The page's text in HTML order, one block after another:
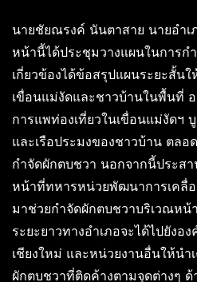
นายชัยณรงค์ นันตาสาย นายอำเ
หน้านี้ได้ประชุมวางแผนในการก
เกี่ยวข้องได้ข้อสรุปแผนระยะสั้น
เขื่อนแม่งัดและชาวบ้านในพื้นที่
การแพท่องเที่ยวในเขื่อนแม่งัดฯ
และเรือประมงของชาวบ้าน ตลอ
กำจัดผักตบชวา นอกจากนี้ประส
หน้าที่ทหารหน่วยพัฒนาการเคลื่
มาช่วยกำจัดผักตบชวาบริเวณห
ระยะยาวทางอำเภอจะได้ไปยังอ
เชียงใหม่ และหน่วยงานอื่นให้นำ
ผักตบชวาที่ติดค้างตามจุดต่างๆ